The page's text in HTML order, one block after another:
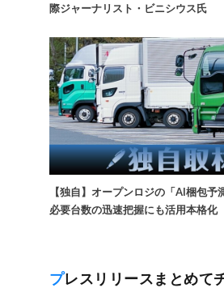
際ジャーナリスト・ビニシウス氏
【独自】オープンロジの「AI梱包予
必要台数の迅速把握にも活用本格化
プレスリリースまとめて